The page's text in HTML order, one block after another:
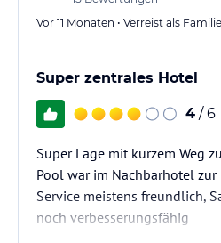
selbst Ihr Angebot in
Vor 11 Monaten • Verreist als
Super zentrales Hotel
4 / 6
Super Lage mit kurzem Weg
Pool war im Nachbarhotel
Service meistens freundlich,
noch verbesserungsfähig